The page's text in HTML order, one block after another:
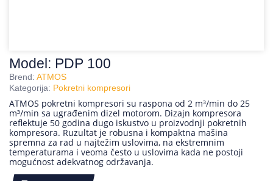
Model: PDP 100
Brend: ATMOS
Kategorija: Pokretni kompresori
ATMOS pokretni kompresori su raspona od 2 m³/min do 25
m³/min sa ugrađenim dizel motorom. Dizajn kompresora
reflektuje 50 godina dugo iskustvo u proizvodnji pokretnih
kompresora. Ruzultat je robusna i kompaktna mašina
spremna za rad u najtežim uslovima, na ekstremnim
temperaturama i veoma često u uslovima kada ne postoji
mogućnost adekvatnog održavanja.